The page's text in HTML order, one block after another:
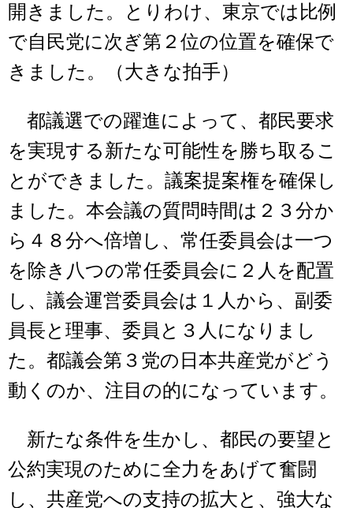
開きました。とりわけ、東京では比例
で自民党に次ぎ第２位の位置を確保で
きました。（大きな拍手）
都議選での躍進によって、都民要求
を実現する新たな可能性を勝ち取るこ
とができました。議案提案権を確保し
ました。本会議の質問時間は２３分か
ら４８分へ倍増し、常任委員会は一つ
を除き八つの常任委員会に２人を配置
し、議会運営委員会は１人から、副委
員長と理事、委員と３人になりまし
た。都議会第３党の日本共産党がどう
動くのか、注目の的になっています。
新たな条件を生かし、都民の要望と
公約実現のために全力をあげて奮闘
し、共産党への支持の拡大と、強大な